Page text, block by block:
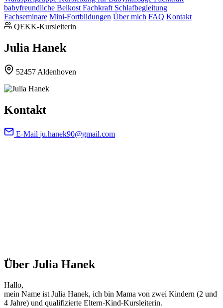
babyfreundliche Beikost Fachkraft Schlafbegleitung
Fachseminare Mini-Fortbildungen Über mich FAQ Kontakt
QEKK-Kursleiterin
Julia Hanek
52457 Aldenhoven
Kontakt
E-Mail ju.hanek90@gmail.com
Über Julia Hanek
Hallo,
mein Name ist Julia Hanek, ich bin Mama von zwei Kindern (2 und
4 Jahre) und qualifizierte Eltern-Kind-Kursleiterin.